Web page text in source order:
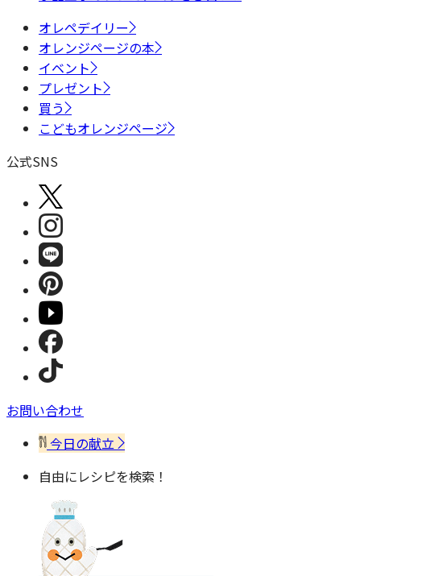
オレペデイリー
オレンジページの本
イベント
プレゼント
買う
こどもオレンジページ
公式SNS
お問い合わせ
今日の献立
自由にレシピを検索！